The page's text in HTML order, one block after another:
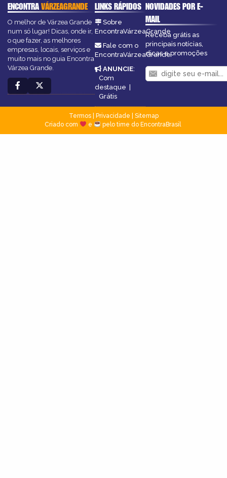
ENCONTRAVÁRZEAGRANDE
O melhor de Várzea Grande
num só lugar! Dicas, onde ir,
o que fazer, as melhores
empresas, locais, serviços e
muito mais no guia Encontra
Várzea Grande.
LINKS RÁPIDOS
Sobre
EncontraVárzeaGrande
Fale com o
EncontraVárzeaGrande
ANUNCIE:
Com
destaque |
Grátis
NOVIDADES POR E-
MAIL
Receba grátis as
principais notícias,
dicas e promoções
Termos| Privacidade
Sitemap
Criado com
e pelo time do EncontraBrasil